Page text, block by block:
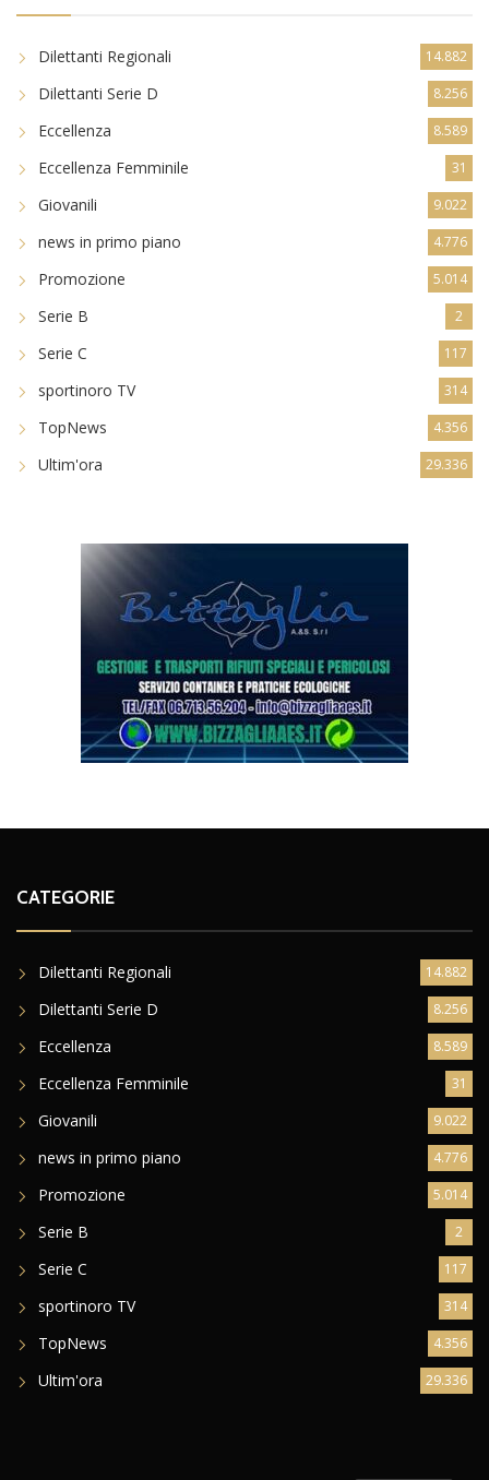
Dilettanti Regionali 14.882
Dilettanti Serie D 8.256
Eccellenza 8.589
Eccellenza Femminile 31
Giovanili 9.022
news in primo piano 4.776
Promozione 5.014
Serie B 2
Serie C 117
sportinoro TV 314
TopNews 4.356
Ultim'ora 29.336
CATEGORIE
Dilettanti Regionali 14.882
Dilettanti Serie D 8.256
Eccellenza 8.589
Eccellenza Femminile 31
Giovanili 9.022
news in primo piano 4.776
Promozione 5.014
Serie B 2
Serie C 117
sportinoro TV 314
TopNews 4.356
Ultim'ora 29.336